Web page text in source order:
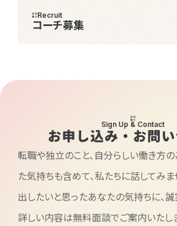
Recruit
コーチ募集
Sign Up & Contact
お申し込み・お問
転職や独立のこと、自分らしい働き方の
た気持ちも含めて、私たちに話してみま
出したいと思ったあなたの気持ちに、誠
詳しい内容は無料面談でご案内いたし